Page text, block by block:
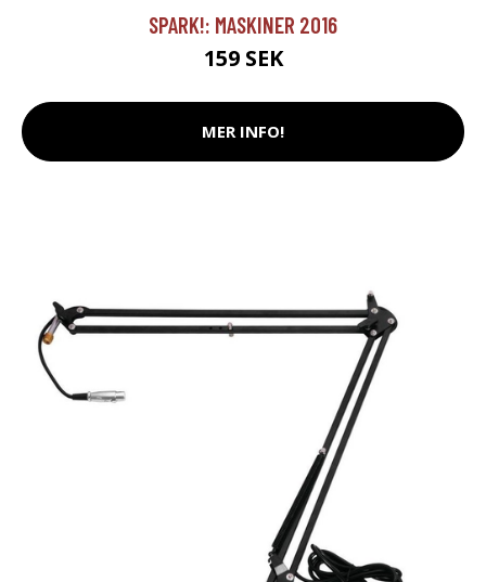
SPARK!: MASKINER 2016
159 SEK
MER INFO!